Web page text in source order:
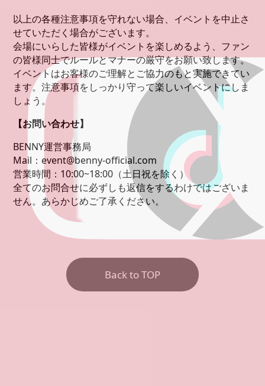
以上の各種注意事項を守れない場合、イベントを中止さ
せていただく場合がございます。
会場にいらした皆様がイベントを楽しめるよう、ファン
の皆様同士でルールとマナーの厳守をお願い致します。
イベントはお客様のご理解とご協力のもと実施できてい
ます。注意事項をしっかり守って楽しいイベントにしま
しょう。
【お問い合わせ】
BENNY運営事務局
Mail：event@benny-official.com
営業時間：10:00~18:00（土日祝を除く）
全てのお問合せに必ずしも返信をするわけではございま
せん。あらかじめご了承ください。
Back to TOP